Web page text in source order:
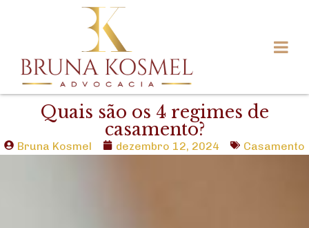
Quais são os 4 regimes de
casamento?
Bruna Kosmel dezembro 12, 2024 Casamento